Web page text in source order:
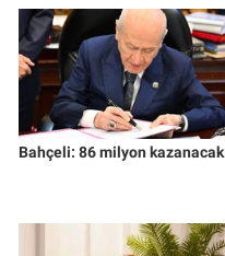
Bahçeli: 86 milyon kazanacak